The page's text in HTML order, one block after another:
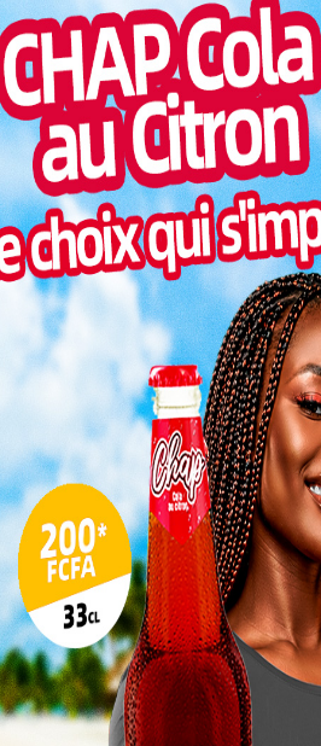
mais aussi pour leur communauté.
du développement industriel en
d’impacter le monde à sa
univers, Elom
à Lomé. C’est aussi
à Soviépé où il a
pas d’écolier.
fut son premier lieu
du Brevet d’Études du
d’Agbalépédogan
de lycéen qu’il
ailleurs. C’est en
le jeune adolescent
vie. Il décrocha quelques
Industrielle à
des études supérieures à
autres expériences en Italie
totale dans cette société
ouverture d’esprit. De ses dires,